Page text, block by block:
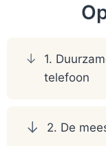
1.
telefoon
2. De